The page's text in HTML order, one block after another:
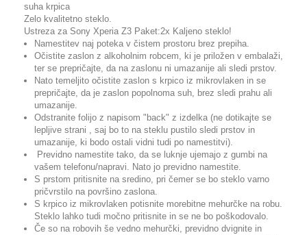
suha krpica
Zelo kvalitetno steklo.
Ustreza za Sony Xperia Z3 Paket:2x Kaljeno steklo!
Namestitev naj poteka v čistem prostoru brez prepiha.
Očistite zaslon z alkoholnim robcem, ki je priložen v embalaži,
ter se prepričajte, da na zaslonu ni umazanije ali sledi prstov.
Nato temeljito očistite zaslon s krpico iz mikrovlaken in se
prepričajte, da je zaslon popolnoma suh, brez sledi prahu ali
umazanije.
Odstranite folijo z napisom "back" z izdelka (ne dotikajte se
lepljive strani , saj bo to na steklu pustilo sledi prstov in
umazanije, ki bodo ostali vidni tudi po namestitvi).
Previdno namestite tako, da se luknje ujemajo z gumbi na
vašem telefonu/napravi. Nato jo previdno namestite.
S prstom pritisnite na sredino, pri čemer se bo steklo varno
pričvrstilo na površino zaslona.
S krpico iz mikrovlaken potisnite morebitne mehurčke na robu.
Steklo lahko tudi močno pritisnite in se ne bo poškodovalo.
Če so na robovih še vedno mehurčki, previdno dvignite in